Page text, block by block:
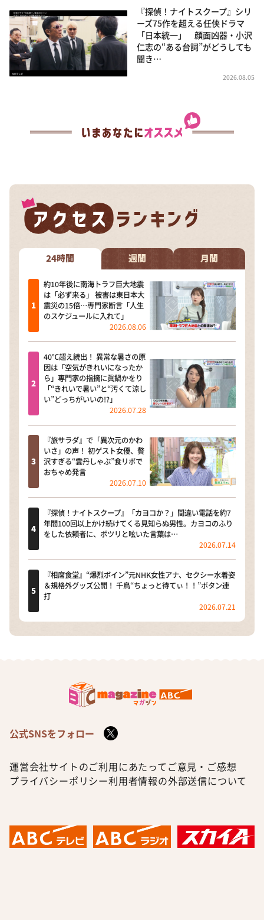
『探偵！ナイトスクープ』シリ
ーズ75作を超える任侠ドラマ
「日本統一」 顔面凶器・小沢
仁志の“ある台詞”がどうしても
聞き…
2026.08.05
24時間 週間 月間
約10年後に南海トラフ巨大地震
は「必ず来る」 被害は東日本大
震災の15倍…専門家断言「人生
のスケジュールに入れて」
2026.08.06
40℃超え続出！ 異常な暑さの原
因は「空気がきれいになったか
ら」専門家の指摘に眞鍋かをり
「“きれいで暑い”と“汚くて涼し
い”どっちがいいの!?」
2026.07.28
『旅サラダ』で「異次元のかわ
いさ」の声！ 初ゲスト女優、贅
沢すぎる“雲丹しゃぶ”食リポで
おちゃめ発言
2026.07.10
『探偵！ナイトスクープ』「カヨコか？」間違い電話を約7
年間100回以上かけ続けてくる見知らぬ男性。カヨコのふり
をした依頼者に、ポツリと呟いた言葉は…
2026.07.14
『相席食堂』“爆烈ボイン”元NHK女性アナ、セクシー水着姿
＆規格外グッズ公開！ 千鳥“ちょっと待てぃ！！”ボタン連
打
2026.07.21
公式SNSをフォロー
運営会社サイトのご利用にあたって ご意見・ご感想
プライバシーポリシー利用者情報の外部送信について